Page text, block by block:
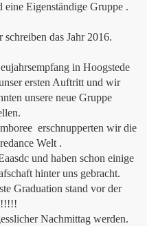
eine Eigenständige Gruppe .
schreiben das Jahr 2016.
in Hoogstede
ersten Auftritt und wir
unsere neue Gruppe
erschnupperten wir die
Welt .
und haben schon einige
hinter uns gebracht.
Graduation stand vor der
Nachmittag werden.